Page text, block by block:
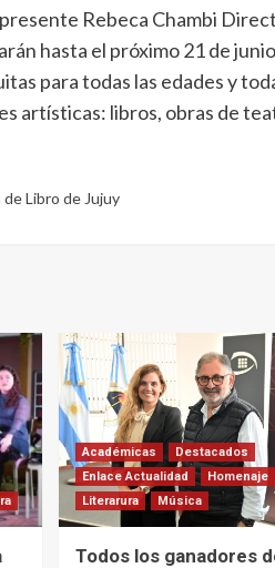
Rebeca Chambi
hasta el próximo 21 de
para todas las edades y
artísticas: libros, obras de
Libro de Jujuy
Académicas
Destacados
Enlace Actualidad
Homenaje
Literarura
Música
Todos los ganadores